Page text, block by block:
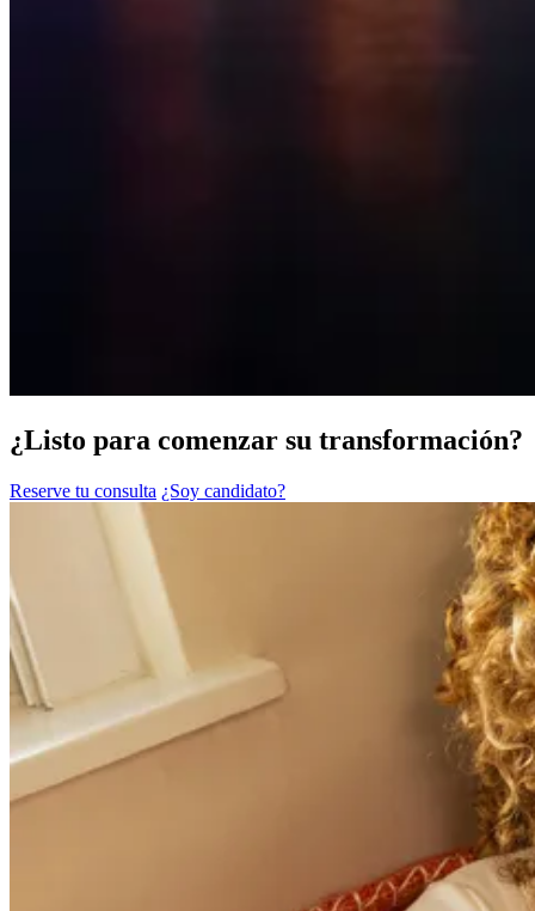
¿Listo para comenzar su transformación?
Reserve tu consulta ¿Soy candidato?